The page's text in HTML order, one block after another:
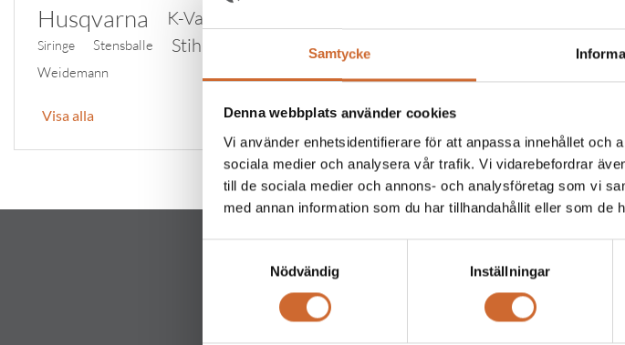
Samtycke
Denna webbplats använder cookies
Vi använder enhetsidentifierare för att anpassa innehållet och
sociala medier och analysera vår trafik. Vi vidarebefordrar
till de sociala medier och annons- och analysföretag som vi
med annan information som du har tillhandahållit eller som de
Nödvändig
Inställningar
Husqvarna K-Vagnen
Siringe Stensballe Stihl
Weidemann
Visa alla